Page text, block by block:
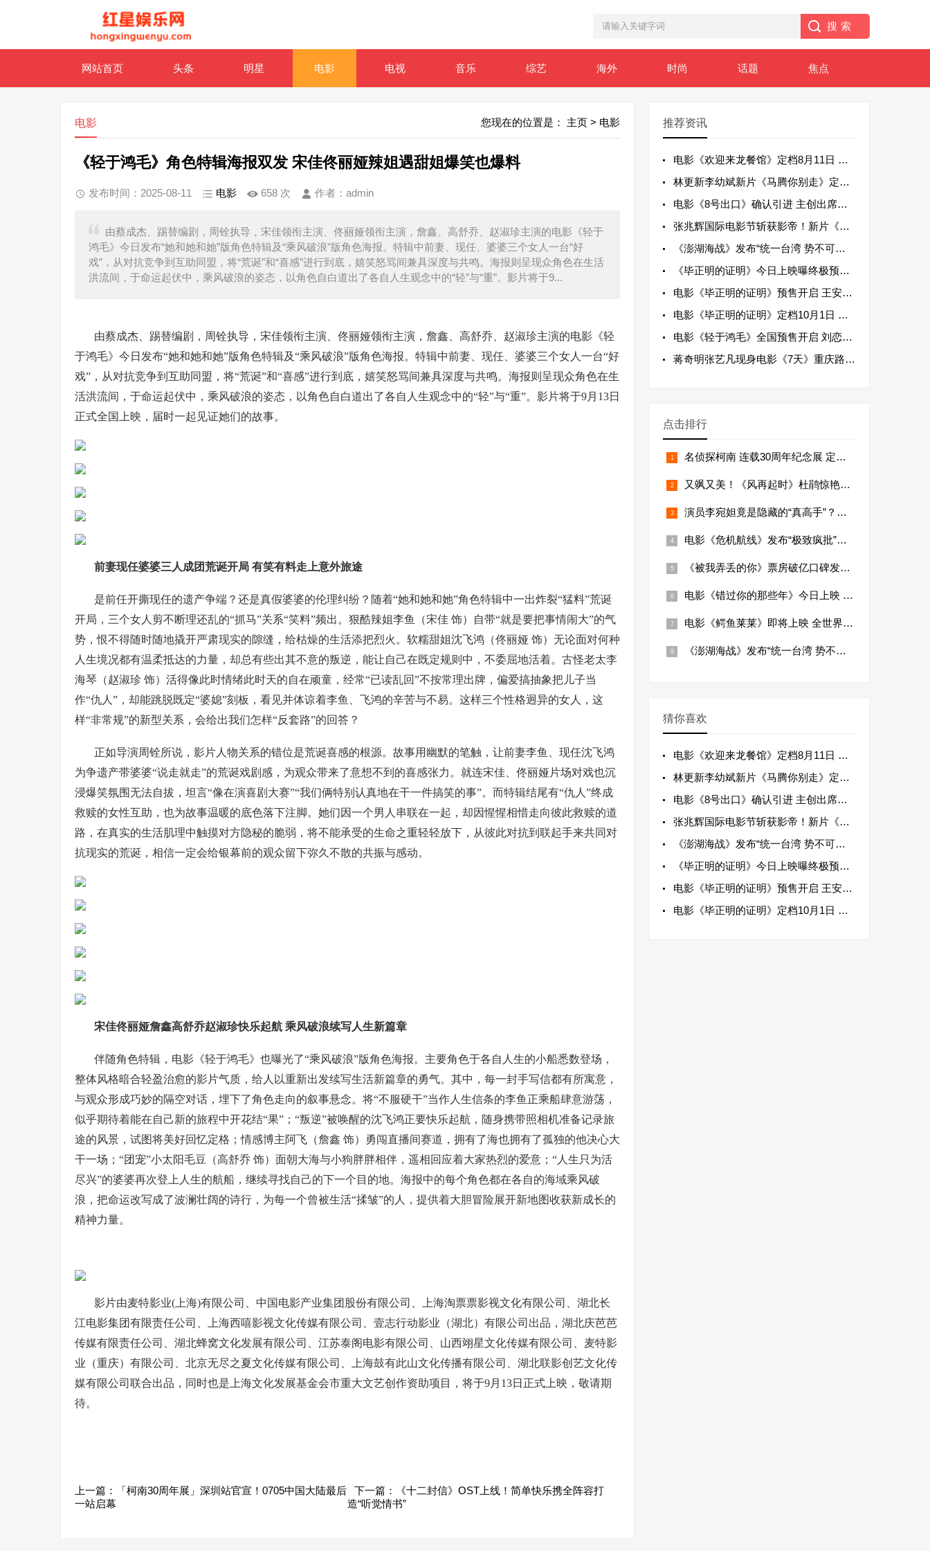
网站首页 头条 明星 电影 电视 音乐 综艺 海外 时尚 话题 焦点
您现在的位置是： 主页 > 电影
电影
《轻于鸿毛》角色特辑海报双发 宋佳佟丽娅辣姐遇甜姐爆笑也爆料
发布时间：2025-08-11 电影 658 次 作者： admin
由蔡成杰、踢替编剧，周铨执导，宋佳领衔主演、佟丽娅领衔主演，詹鑫、高舒乔、赵淑珍主演的电影《轻于
鸿毛》今日发布“她和她和她”版角色特辑及“乘风破浪”版角色海报。特辑中前妻、现任、婆婆三个女人一台“好
戏”，从对抗竞争到互助同盟，将“荒诞”和“喜感”进行到底，嬉笑怒骂间兼具深度与共鸣。海报则呈现众角色在生活
洪流间，于命运起伏中，乘风破浪的姿态，以角色自白道出了各自人生观念中的“轻”与“重”。影片将于9...
由蔡成杰、踢替编剧，周铨执导，宋佳领衔主演、佟丽娅领衔主演，詹鑫、高舒乔、赵淑珍主演的电影《轻
于鸿毛》今日发布“她和她和她”版角色特辑及“乘风破浪”版角色海报。特辑中前妻、现任、婆婆三个女人一台“好
戏”，从对抗竞争到互助同盟，将“荒诞”和“喜感”进行到底，嬉笑怒骂间兼具深度与共鸣。海报则呈现众角色在生
活洪流间，于命运起伏中，乘风破浪的姿态，以角色自白道出了各自人生观念中的“轻”与“重”。影片将于9月13日
正式全国上映，届时一起见证她们的故事。
前妻现任婆婆三人成团荒诞开局 有笑有料走上意外旅途
是前任开撕现任的遗产争端？还是真假婆婆的伦理纠纷？随着“她和她和她”角色特辑中一出炸裂“猛料”荒诞
开局，三个女人剪不断理还乱的“抓马”关系“笑料”频出。狠酷辣姐李鱼（宋佳 饰）自带“就是要把事情闹大”的气
势，恨不得随时随地撬开严肃现实的隙缝，给枯燥的生活添把烈火。软糯甜姐沈飞鸿（佟丽娅 饰）无论面对何种
人生境况都有温柔抵达的力量，却总有些出其不意的叛逆，能让自己在既定规则中，不委屈地活着。古怪老太李
海琴（赵淑珍 饰）活得像此时情绪此时天的自在顽童，经常“已读乱回”不按常理出牌，偏爱搞抽象把儿子当
作“仇人”，却能跳脱既定“婆媳”刻板，看见并体谅着李鱼、飞鸿的辛苦与不易。这样三个性格迥异的女人，这
样“非常规”的新型关系，会给出我们怎样“反套路”的回答？
正如导演周铨所说，影片人物关系的错位是荒诞喜感的根源。故事用幽默的笔触，让前妻李鱼、现任沈飞鸿
为争遗产带婆婆“说走就走”的荒诞戏剧感，为观众带来了意想不到的喜感张力。就连宋佳、佟丽娅片场对戏也沉
浸爆笑氛围无法自拔，坦言“像在演喜剧大赛”“我们俩特别认真地在干一件搞笑的事”。而特辑结尾有“仇人”终成
救赎的女性互助，也为故事温暖的底色落下注脚。她们因一个男人串联在一起，却因惺惺相惜走向彼此救赎的道
路，在真实的生活肌理中触摸对方隐秘的脆弱，将不能承受的生命之重轻轻放下，从彼此对抗到联起手来共同对
抗现实的荒诞，相信一定会给银幕前的观众留下弥久不散的共振与感动。
宋佳佟丽娅詹鑫高舒乔赵淑珍快乐起航 乘风破浪续写人生新篇章
伴随角色特辑，电影《轻于鸿毛》也曝光了“乘风破浪”版角色海报。主要角色于各自人生的小船悉数登场，
整体风格暗合轻盈治愈的影片气质，给人以重新出发续写生活新篇章的勇气。其中，每一封手写信都有所寓意，
与观众形成巧妙的隔空对话，埋下了角色走向的叙事悬念。将“不服硬干”当作人生信条的李鱼正乘船肆意游荡，
似乎期待着能在自己新的旅程中开花结“果”；“叛逆”被唤醒的沈飞鸿正要快乐起航，随身携带照相机准备记录旅
途的风景，试图将美好回忆定格；情感博主阿飞（詹鑫 饰）勇闯直播间赛道，拥有了海也拥有了孤独的他决心大
干一场；“团宠”小太阳毛豆（高舒乔 饰）面朝大海与小狗胖胖相伴，遥相回应着大家热烈的爱意；“人生只为活
尽兴”的婆婆再次登上人生的航船，继续寻找自己的下一个目的地。海报中的每个角色都在各自的海域乘风破
浪，把命运改写成了波澜壮阔的诗行，为每一个曾被生活“揉皱”的人，提供着大胆冒险展开新地图收获新成长的
精神力量。
影片由麦特影业(上海)有限公司、中国电影产业集团股份有限公司、上海淘票票影视文化有限公司、湖北长
江电影集团有限责任公司、上海西嘻影视文化传媒有限公司、壹志行动影业（湖北）有限公司出品，湖北庆芭芭
传媒有限责任公司、湖北蜂窝文化发展有限公司、江苏泰阁电影有限公司、山西翊星文化传媒有限公司、麦特影
业（重庆）有限公司、北京无尽之夏文化传媒有限公司、上海鼓有此山文化传播有限公司、湖北联影创艺文化传
媒有限公司联合出品，同时也是上海文化发展基金会市重大文艺创作资助项目，将于9月13日正式上映，敬请期
待。
上一篇：「柯南30周年展」深圳站官宣！0705中国大陆最后
一站启幕
下一篇：《十二封信》OST上线！简单快乐携全阵容打
造“听觉情书”
推荐资讯
电影《欢迎来龙餐馆》定档8月11日 文牧
林更新李幼斌新片《马腾你别走》定档1月1
电影《8号出口》确认引进 主创出席金鸡惊
张兆辉国际电影节斩获影帝！新片《空心人》
《澎湖海战》发布“统一台湾 势不可挡”版
《毕正明的证明》今日上映曝终极预告海报
电影《毕正明的证明》预售开启 王安宇张天
电影《毕正明的证明》定档10月1日 王安
电影《轻于鸿毛》全国预售开启 刘恋轻盈唱
蒋奇明张艺凡现身电影《7天》重庆路演 主
点击排行
名侦探柯南 连载30周年纪念展 定档上海
又飒又美！《风再起时》杜鹃惊艳出场 一人
演员李宛妲竟是隐藏的“真高手”？电影《异
电影《危机航线》发布“极致疯批”预告 刘
《被我弄丢的你》票房破亿口碑发酵持续走高
电影《错过你的那些年》今日上映 主题曲M
电影《鳄鱼莱莱》即将上映 全世界最会唱歌
《澎湖海战》发布“统一台湾 势不可挡”版
猜你喜欢
电影《欢迎来龙餐馆》定档8月11日 文牧
林更新李幼斌新片《马腾你别走》定档1月1
电影《8号出口》确认引进 主创出席金鸡惊
张兆辉国际电影节斩获影帝！新片《空心人》
《澎湖海战》发布“统一台湾 势不可挡”版
《毕正明的证明》今日上映曝终极预告海报
电影《毕正明的证明》预售开启 王安宇张天
电影《毕正明的证明》定档10月1日 王安